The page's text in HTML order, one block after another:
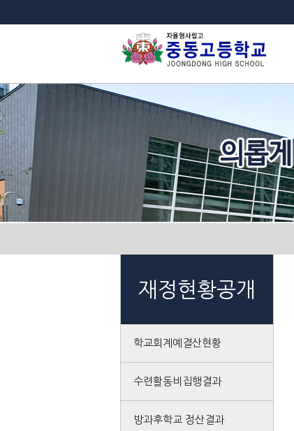
재정현황공개
학교회계예결산현황
수련활동비집행결과
방과후학교 정산결과